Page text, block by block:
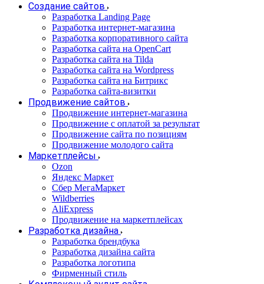
Создание сайтов
Разработка Landing Page
Разработка интернет-магазина
Разработка корпоративного сайта
Разработка сайта на OpenCart
Разработка сайта на Tilda
Разработка сайта на Wordpress
Разработка сайта на Битрикс
Разработка сайта-визитки
Продвижение сайтов
Продвижение интернет-магазина
Продвижение с оплатой за результат
Продвижение сайта по позициям
Продвижение молодого сайта
Маркетплейсы
Ozon
Яндекс Маркет
Сбер МегаМаркет
Wildberries
AliExpress
Продвижение на маркетплейсах
Разработка дизайна
Разработка брендбука
Разработка дизайна сайта
Разработка логотипа
Фирменный стиль